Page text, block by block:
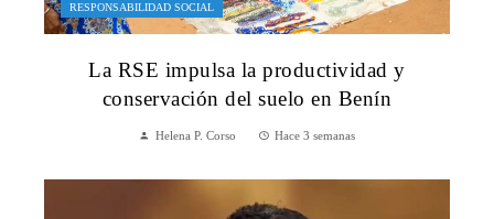
RESPONSABILIDAD SOCIAL
La RSE impulsa la productividad y
conservación del suelo en Benín
Helena P. Corso Hace 3 semanas